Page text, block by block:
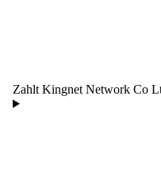
Zahlt Kingnet Network Co